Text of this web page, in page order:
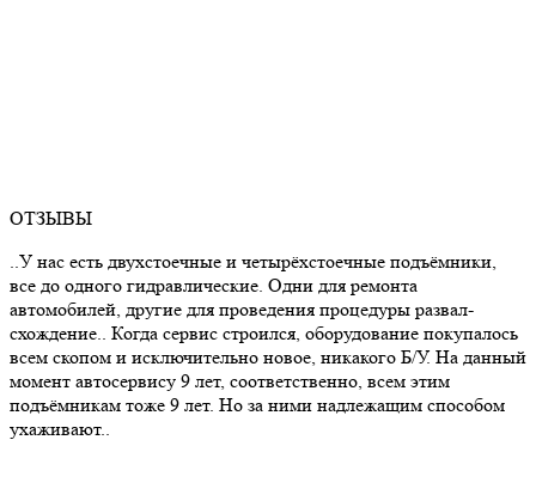
ОТЗЫВЫ
..У нас есть двухстоечные и четырёхстоечные подъёмники,
все до одного гидравлические. Одни для ремонта
автомобилей, другие для проведения процедуры развал-
схождение.. Когда сервис строился, оборудование покупалось
всем скопом и исключительно новое, никакого Б/У. На данный
момент автосервису 9 лет, соответственно, всем этим
подъёмникам тоже 9 лет. Но за ними надлежащим способом
ухаживают..